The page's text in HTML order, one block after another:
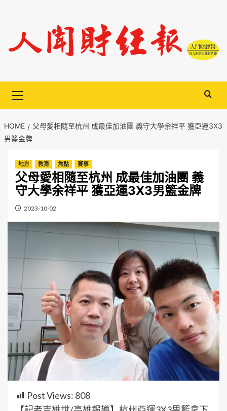
content
Menu
HOME
父母愛相隨至杭州 成最佳加油團 義守大學余祥平 獲亞運3X3
男籃金牌
地方 教育 焦點 賽事
父母愛相隨至杭州 成最佳加油團 義
守大學余祥平 獲亞運3X3男籃金牌
2023-10-02
Post Views: 808